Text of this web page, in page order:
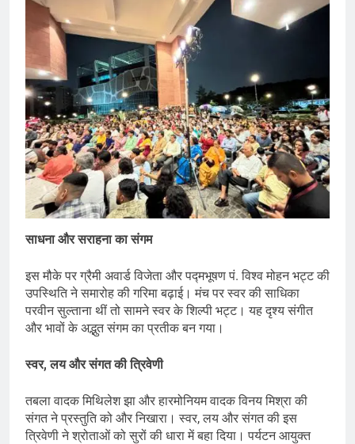
साधना और सराहना का संगम
इस मौके पर ग्रैमी अवार्ड विजेता और पद्मभूषण पं. विश्व मोहन भट्ट की
उपस्थिति ने समारोह की गरिमा बढ़ाई। मंच पर स्वर की साधिका
परवीन सुल्ताना थीं तो सामने स्वर के शिल्पी भट्ट। यह दृश्य संगीत
और भावों के अद्भुत संगम का प्रतीक बन गया।
स्वर, लय और संगत की त्रिवेणी
तबला वादक मिथिलेश झा और हारमोनियम वादक विनय मिश्रा की
संगत ने प्रस्तुति को और निखारा। स्वर, लय और संगत की इस
त्रिवेणी ने श्रोताओं को सुरों की धारा में बहा दिया। पर्यटन आयुक्त